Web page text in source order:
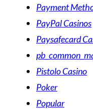
Payment
PayPal Casinos
Paysafecard
Pistolo Casino
Poker
Popular